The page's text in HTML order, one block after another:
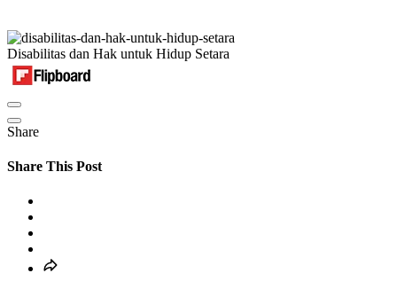
Disabilitas dan Hak untuk Hidup Setara
Share
Share This Post